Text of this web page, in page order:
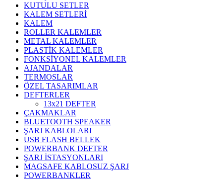
KUTULU SETLER
KALEM SETLERİ
KALEM
ROLLER KALEMLER
METAL KALEMLER
PLASTİK KALEMLER
FONKSİYONEL KALEMLER
AJANDALAR
TERMOSLAR
ÖZEL TASARIMLAR
DEFTERLER
13x21 DEFTER
ÇAKMAKLAR
BLUETOOTH SPEAKER
ŞARJ KABLOLARI
USB FLASH BELLEK
POWERBANK DEFTER
ŞARJ İSTASYONLARI
MAGSAFE KABLOSUZ ŞARJ
POWERBANKLER